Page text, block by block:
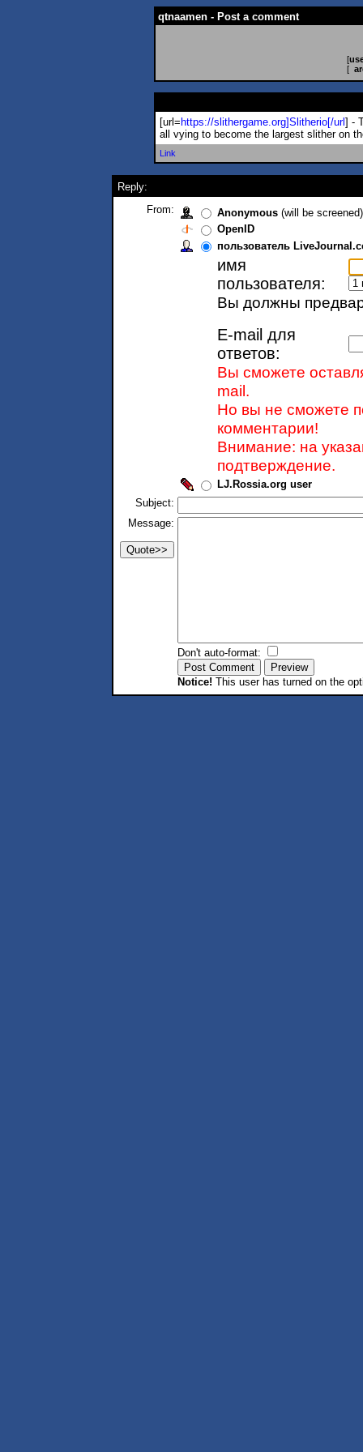
qtnaamen - Post a comment
[
[
[url= https://slithergame.org]Slitherio[/url ] -
all vying to become the largest slither on
Link
Reply:
From:
Anonymous (will be screened)
OpenID
пользователь
имя
пользователя:
Вы должны
E-mail для
ответов:
Вы сможете
mail.
Но вы не сможете
комментарии!
Внимание: на
подтверждение.
LJ.Rossia.org user
Subject:
Message:
Don't auto-format:
Notice! This user has turned on the